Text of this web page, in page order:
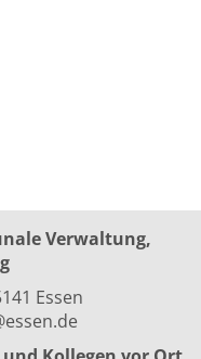
Verwaltung,
Essen